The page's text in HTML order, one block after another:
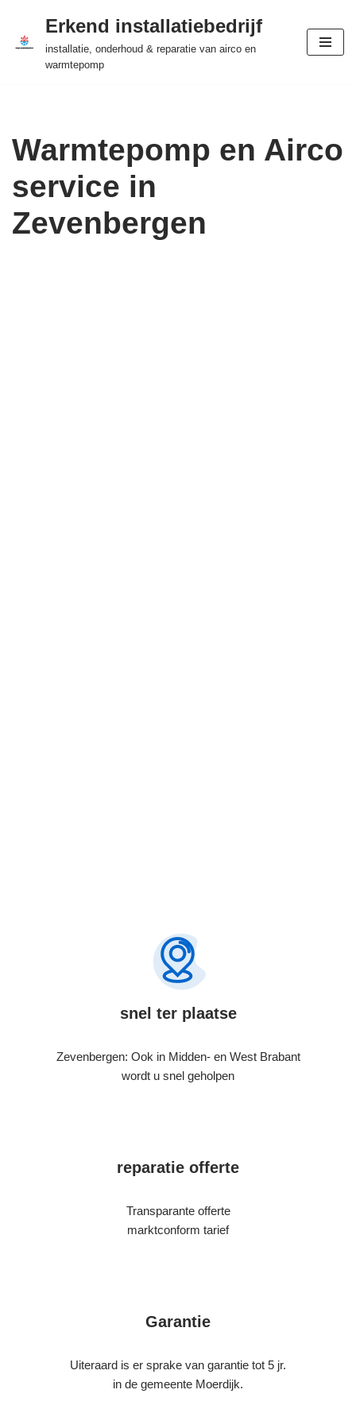
Ga
Erkend installatiebedrijf
installatie, onderhoud & reparatie van airco en
warmtepomp
Warmtepomp en Airco
service in
Zevenbergen
snel ter plaatse
Zevenbergen: Ook in Midden- en West Brabant
wordt u snel geholpen
reparatie offerte
Transparante offerte
marktconform tarief
Garantie
Uiteraard is er sprake van garantie tot 5 jr.
in de gemeente Moerdijk.